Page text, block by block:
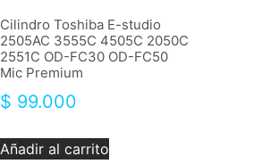
Cilindro Toshiba E-studio
2505AC 3555C 4505C 2050C
2551C OD-FC30 OD-FC50
Mic Premium
$ 99.000
Añadir al carrito